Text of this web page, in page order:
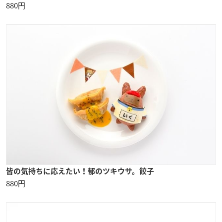
880円
皆の気持ちに応えたい！郁のツキウサ。餃子
880円